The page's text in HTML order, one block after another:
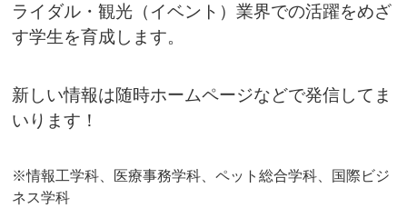
ライダル・観光（イベント）業界での活躍をめざ
す学生を育成します。
新しい情報は随時ホームページなどで発信してま
いります！
※情報工学科、医療事務学科、ペット総合学科、国際ビジ
ネス学科